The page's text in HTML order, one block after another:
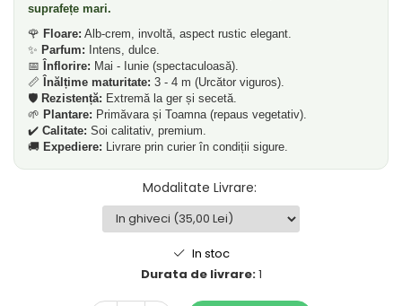
suprafețe mari.
🌹 Floare: Alb-crem, involtă, aspect rustic elegant.
✨ Parfum: Intens, dulce.
📅
Înflorire: Mai - Iunie (spectaculoasă).
📏 Înălțime maturitate: 3 - 4 m (Urcător viguros).
🛡️ Rezistență: Extremă la ger și secetă.
🌱 Plantare: Primăvara și Toamna (repaus vegetativ).
✔️ Calitate: Soi calitativ, premium.
🚚 Expediere: Livrare prin curier în condiții sigure.
Modalitate Livrare:
In stoc
Durata de livrare:1